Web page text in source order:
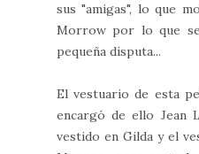
sus "amigas", lo que
Morrow por lo que
pequeña disputa...
El vestuario de esta
encargó de ello Jean
vestido en Gilda y el